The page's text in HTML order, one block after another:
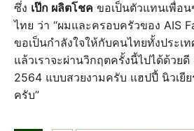
ซึ่ง เป๊ก ผลิตโชค ขอเป็นตัวแทนเพื่อ
ไทย ว่า “ผมและครอบครัวของ AIS
ขอเป็นกำลังใจให้กับคนไทยทั้งประเ
แล้วเราจะผ่านวิกฤตครั้งนี้ไปได้ด้วย
2564 แบบสวยงามครับ แฮปปี้ นิวเยี
ครับ”